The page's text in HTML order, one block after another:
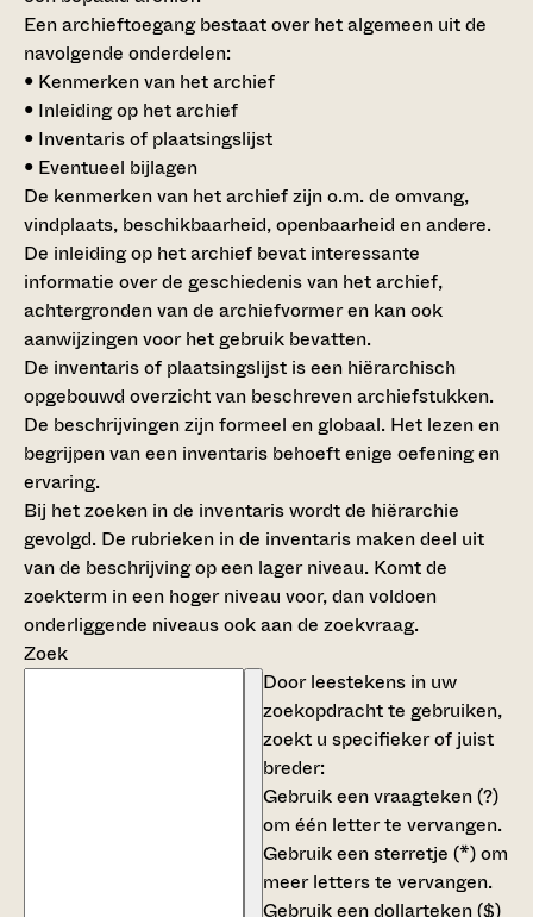
Een archieftoegang bestaat over het algemeen uit de
navolgende onderdelen:
• Kenmerken van het archief
• Inleiding op het archief
• Inventaris of plaatsingslijst
• Eventueel bijlagen
De kenmerken van het archief zijn o.m. de omvang,
vindplaats, beschikbaarheid, openbaarheid en andere.
De inleiding op het archief bevat interessante
informatie over de geschiedenis van het archief,
achtergronden van de archiefvormer en kan ook
aanwijzingen voor het gebruik bevatten.
De inventaris of plaatsingslijst is een hiërarchisch
opgebouwd overzicht van beschreven archiefstukken.
De beschrijvingen zijn formeel en globaal. Het lezen en
begrijpen van een inventaris behoeft enige oefening en
ervaring.
Bij het zoeken in de inventaris wordt de hiërarchie
gevolgd. De rubrieken in de inventaris maken deel uit
van de beschrijving op een lager niveau. Komt de
zoekterm in een hoger niveau voor, dan voldoen
onderliggende niveaus ook aan de zoekvraag.
Zoek
Door leestekens in uw
zoekopdracht te gebruiken,
zoekt u specifieker of juist
breder:
Gebruik eenvraagteken (?)
om één letter te vervangen.
Gebruik eensterretje (*)om
meer letters te vervangen.
Gebruik eendollarteken ($)